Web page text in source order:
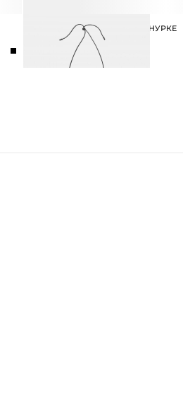
ПОДВЕСКА ФИГУРНАЯ НА ШНУРКЕ
5 990 ₽7 990 ₽